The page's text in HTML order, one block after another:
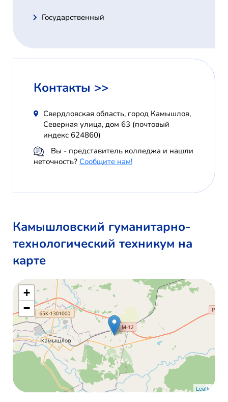
Государственный
Контакты >>
Свердловская область, город Камышлов,
Северная улица, дом 63 (почтовый
индекс 624860)
Вы - представитель колледжа и нашли
неточность? Сообщите нам!
Камышловский гуманитарно-
технологический техникум на
карте
+
−
Leaflet